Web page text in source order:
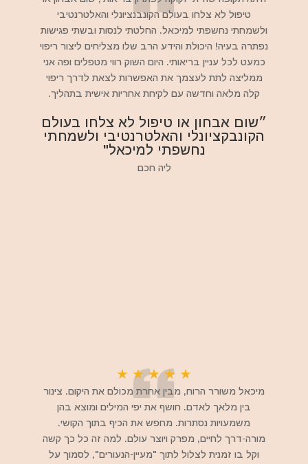
טיפול לא צלחו בעולם הקונבנציונלי והאלטרנטיבי
ולשמחתי נחשפתי למיכאל. החלטתי לנסות ובשתי פגישות
נפתרה בעיה! היכולת והידע הרב שלו מצליחים ליצור ריפוי
כמעט לכל עניין בריאותי. היום השוק רווי מטפלים ופה אני
ממליצה לתת לעצמך את האפשרות לצאת לדרך ריפוי
קלה מלאה וחדשה עם לקיחת אחריות אישית בתהליך.
״שום אבחון או טיפול לא צלחו בעולם
הקונבקציונלי והאלטרנטיבי ולשמחתי
נחשפתי למיכאל"
ליה חכם
★
★
★
★
★
מיכאל משורר הרוח, מבין אחרת מכולם את היקום. צינור
בין מלאך לאדם. חושף את יפי המילים ומוצא בהן
משמעויות נסתרות. מחפש את הכיף בתוך הקושי.
מורה-דרך לחיים, מפרק ויוצר עולם. למה זה כל כך קשה
וקל בו זמנית לצלול לתוך "מעיין-הנעורים", לסמוך על